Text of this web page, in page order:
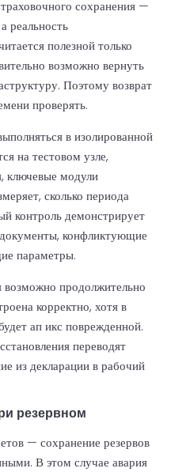
сохранения —
реальность
полезной только
возможно вернуть
Поэтому возврат
проверять.
в изолированной
на тестовом узле,
ключевые модули
сколько периода
контроль демонстрирует
конфликтующие
параметры.
возможно продолжительно
корректно, хотя в
ап икс поврежденной.
переводят
из декларации в рабочий
резервном
— сохранение резервов
В этом случае авария